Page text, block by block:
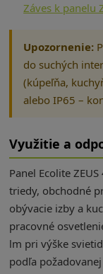
Záves k panelu
Upozornenie:
do suchých
(kúpeľňa,
alebo IP65 –
Využitie a
Panel Ecolite
triedy, obchodné
obývacie izby a
pracovné
lm pri výške
podľa